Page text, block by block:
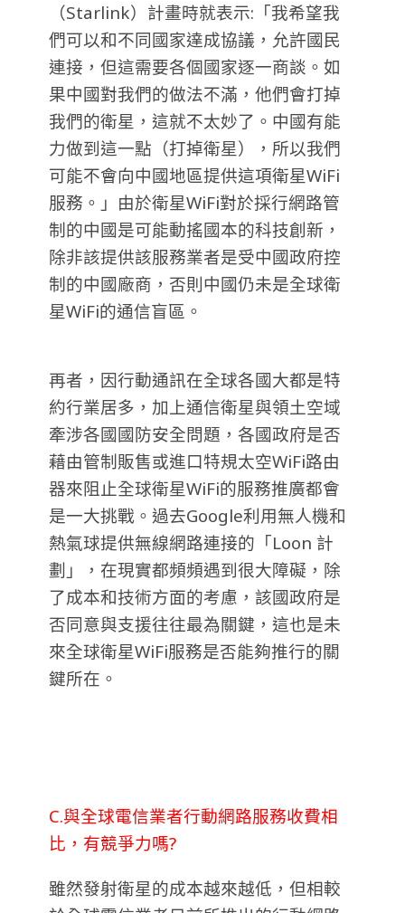
（Starlink）計畫時就表示:「我希望我
們可以和不同國家達成協議，允許國民
連接，但這需要各個國家逐一商談。如
果中國對我們的做法不滿，他們會打掉
我們的衛星，這就不太妙了。中國有能
力做到這一點（打掉衛星），所以我們
可能不會向中國地區提供這項衛星WiFi
服務。」由於衛星WiFi對於採行網路管
制的中國是可能動搖國本的科技創新，
除非該提供該服務業者是受中國政府控
制的中國廠商，否則中國仍未是全球衛
星WiFi的通信盲區。
再者，因行動通訊在全球各國大都是特
約行業居多，加上通信衛星與領土空域
牽涉各國國防安全問題，各國政府是否
藉由管制販售或進口特規太空WiFi路由
器來阻止全球衛星WiFi的服務推廣都會
是一大挑戰。過去Google利用無人機和
熱氣球提供無線網路連接的「Loon 計
劃」，在現實都頻頻遇到很大障礙，除
了成本和技術方面的考慮，該國政府是
否同意與支援往往最為關鍵，這也是未
來全球衛星WiFi服務是否能夠推行的關
鍵所在。
C.與全球電信業者行動網路服務收費相
比，有競爭力嗎?
雖然發射衛星的成本越來越低，但相較